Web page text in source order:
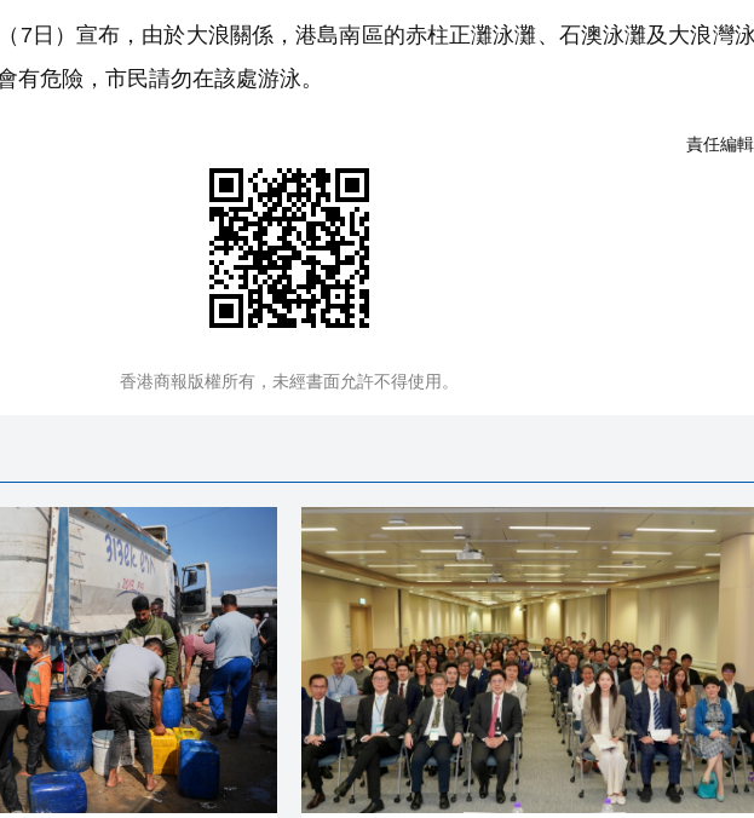
7日）宣布，由於大浪關係，港島南區的赤柱正灘泳灘、石澳泳灘及大浪灣
有危險，市民請勿在該處游泳。
責任編
香港商報版權所有，未經書面允許不得使用。